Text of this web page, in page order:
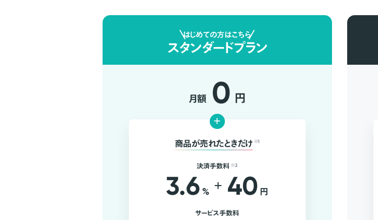
はじめての方はこちら
スタンダードプラン
月額 0 円
+
商品が売れたときだけ ※1
決済手数料 ※2
3.6 % + 40 円
サービス手数料